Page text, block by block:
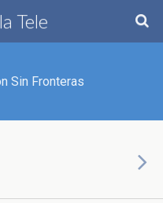
Tele
Sin Fronteras